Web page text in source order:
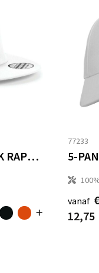
5 PANEL SNAPBACK RAPPER CAP
77233
vanaf
12,75